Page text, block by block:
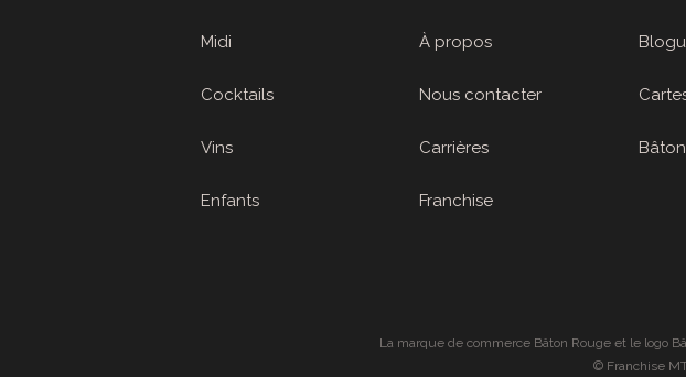
Midi
Cocktails
Vins
Enfants
À propos
Nous contacter
Carrières
Franchise
La marque de commerce Bâton Rouge et le logo
© Franchise